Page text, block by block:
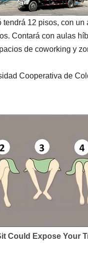
tendrá 12 pisos, con un
Contará con aulas
de coworking y
Cooperativa de